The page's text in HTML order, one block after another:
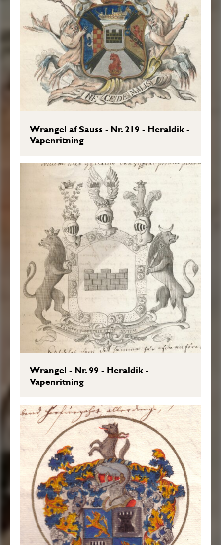
Wrangel af Sauss - Nr. 219 - Heraldik -
Vapenritning
Wrangel - Nr. 99 - Heraldik -
Vapenritning